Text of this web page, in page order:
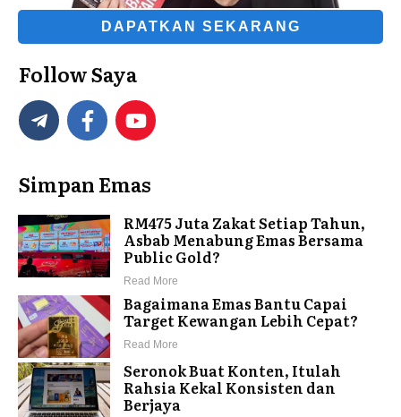
DAPATKAN SEKARANG
Follow Saya
Simpan Emas
RM475 Juta Zakat Setiap Tahun,
Asbab Menabung Emas Bersama
Public Gold?
Read More
Bagaimana Emas Bantu Capai
Target Kewangan Lebih Cepat?
Read More
Seronok Buat Konten, Itulah
Rahsia Kekal Konsisten dan
Berjaya